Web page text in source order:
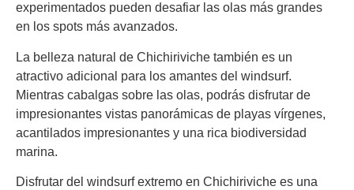
experimentados pueden desafiar las olas más grandes
en los spots más avanzados.
La belleza natural de Chichiriviche también es un
atractivo adicional para los amantes del windsurf.
Mientras cabalgas sobre las olas, podrás disfrutar de
impresionantes vistas panorámicas de playas vírgenes,
acantilados impresionantes y una rica biodiversidad
marina.
Disfrutar del windsurf extremo en Chichiriviche es una